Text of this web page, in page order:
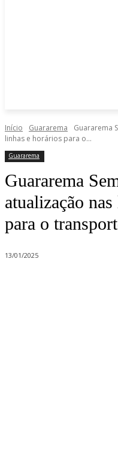
Início Guararema
Guararema
linhas e horários para o...
Guararema
Guararema
atualização
para o
13/01/2025